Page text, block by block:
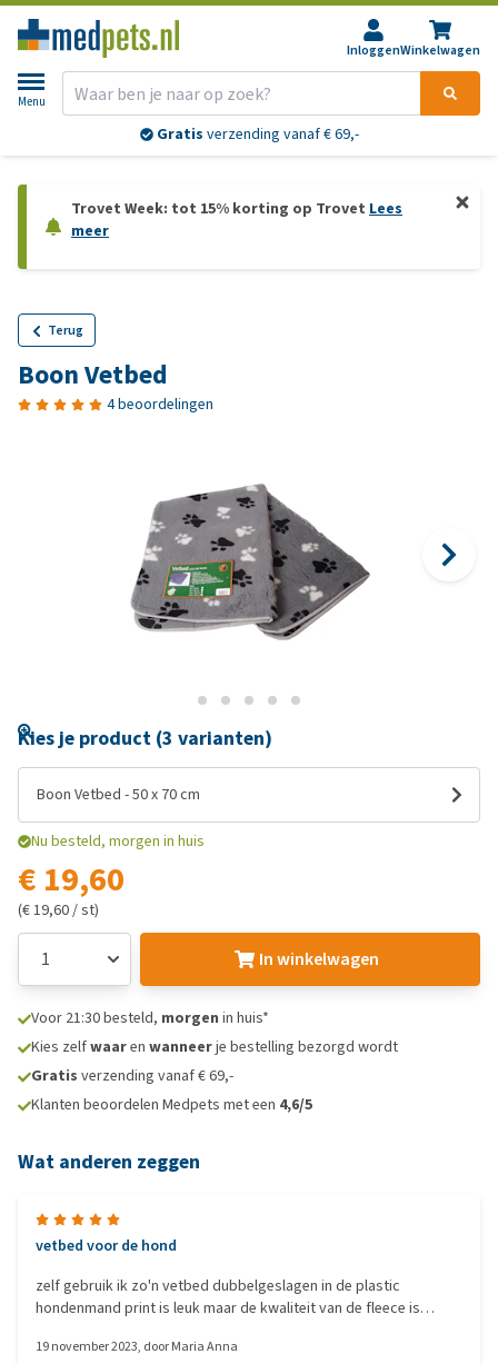
InloggenWinkelwagen
Menu
Gratis verzending vanaf € 69,-
Trovet Week: tot 15% korting op Trovet Lees
meer
Terug
Boon Vetbed
4 beoordelingen
Kies je product (3 varianten)
Boon Vetbed - 50 x 70 cm
Nu besteld, morgen in huis
€ 19,60
(€ 19,60 / st)
In winkelwagen
Voor 21:30 besteld, morgen in huis*
Kies zelfwaaren wanneerje bestelling bezorgd wordt
Gratis verzending vanaf € 69,-
Klanten beoordelen Medpets met een 4,6/5
Wat anderen zeggen
vetbed voor de hond
zelf gebruik ik zo'n vetbed dubbelgeslagen in de plastic
hondenmand print is leuk maar de kwaliteit van de fleece is
pluist . De afwerking van de rand is ook minder goed dan ik
19 november 2023, doorMaria Anna